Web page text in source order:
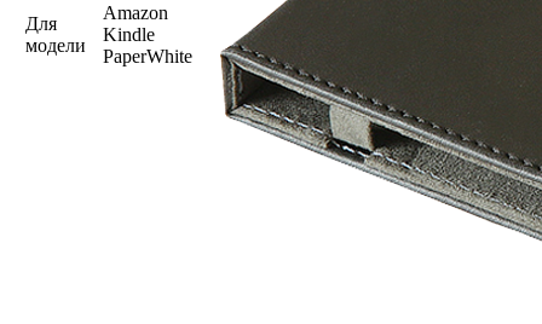
Для
модели
Amazon
Kindle
PaperWhite